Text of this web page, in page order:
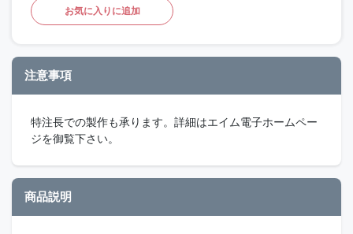
お気に入りに追加
注意事項
特注長での製作も承ります。詳細はエイム電子ホームペー
ジを御覧下さい。
商品説明